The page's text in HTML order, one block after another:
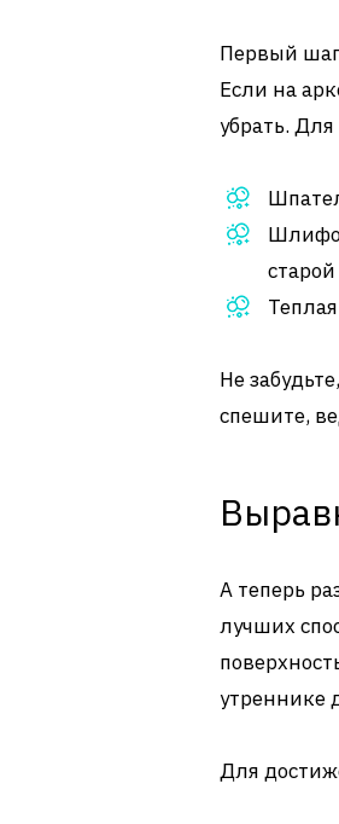
Первый
Если на
убрать.
Не
спешите,
А теперь
лучших
утреннике
Для